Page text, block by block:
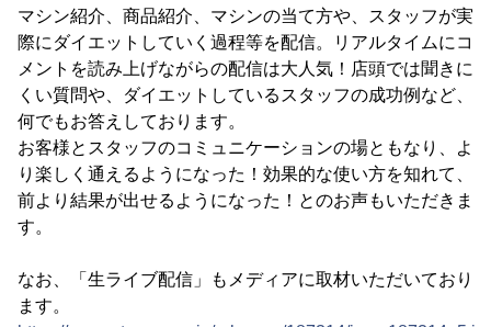
マシン紹介、商品紹介、マシンの当て方や、スタッフが実
際にダイエットしていく過程等を配信。リアルタイムにコ
メントを読み上げながらの配信は大人気！店頭では聞きに
くい質問や、ダイエットしているスタッフの成功例など、
何でもお答えしております。
お客様とスタッフのコミュニケーションの場ともなり、よ
り楽しく通えるようになった！効果的な使い方を知れて、
前より結果が出せるようになった！とのお声もいただきま
す。
なお、「生ライブ配信」もメディアに取材いただいており
ます。